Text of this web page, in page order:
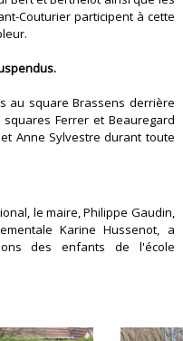
Couturier participent à cette
au square Brassens derrière
Ferrer et Beauregard
Anne Sylvestre durant toute
le maire, Philippe Gaudin,
Karine Hussenot, a
des enfants de l'école